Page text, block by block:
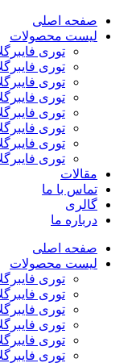
پرش
صفحه اصلی
لیست محصولات
توری فایبرگلاس 45
توری فایبرگلاس 60
توری فایبرگلاس 60
توری فایبرگلاس 65
توری فایبرگلاس 75
توری فایبرگلاس 75
توری فایبرگلاس 120
توری فایبرگلاس 160
مقالات
تماس با ما
گالری
درباره ما
صفحه اصلی
لیست محصولات
توری فایبرگلاس 45
توری فایبرگلاس 60
توری فایبرگلاس 60
توری فایبرگلاس 65
توری فایبرگلاس 75
توری فایبرگلاس 75